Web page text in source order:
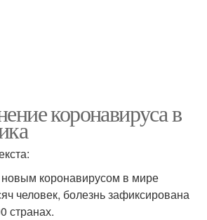
коронавируса в
коронавирусом в мире
человек, болезнь зафиксирована
странах.